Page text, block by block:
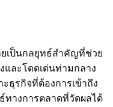
ยเป็นกลยุทธ์สำคัญที่ช่วย
ละโดดเด่นท่ามกลาง
ธุรกิจที่ต้องการเข้าถึง
ทางการตลาดที่วัดผลได้